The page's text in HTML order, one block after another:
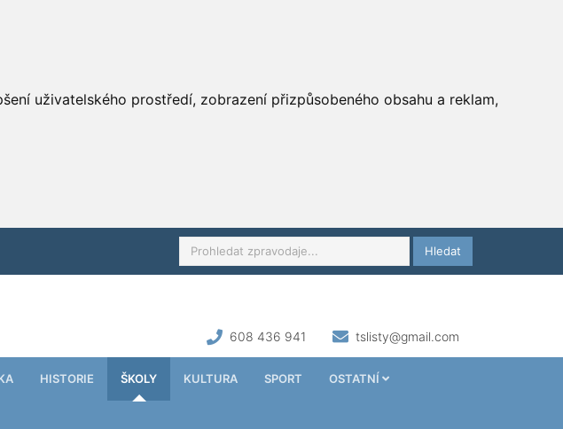
uživatelského prostředí, zobrazení přizpůsobeného obsahu a reklam,
Hledat
608 436 941 tslisty@gmail.com
HISTORIE ŠKOLY KULTURA SPORT OSTATNÍ